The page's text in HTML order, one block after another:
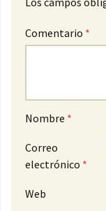
Comentario *
Nombre *
Correo
electrónico *
Web